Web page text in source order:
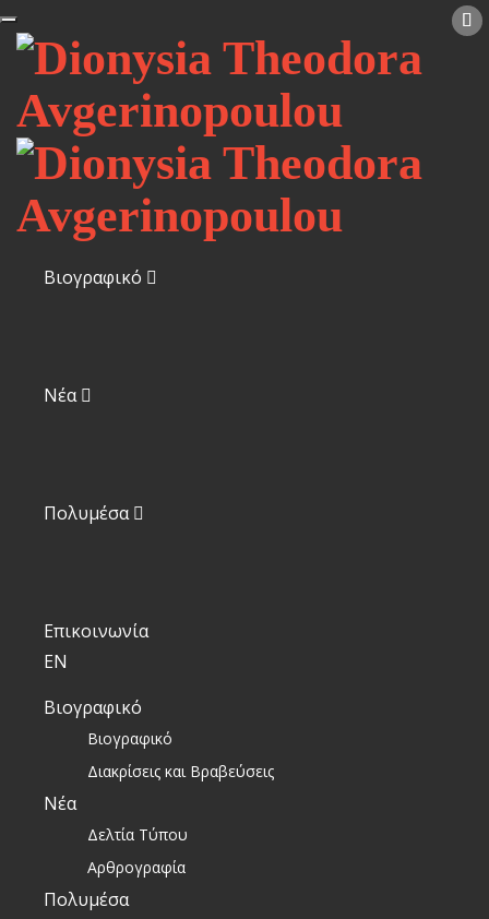
Βιογραφικό
Νέα
Πολυμέσα
Επικοινωνία
EN
Βιογραφικό
Βιογραφικό
Διακρίσεις και Βραβεύσεις
Νέα
Δελτία Τύπου
Αρθρογραφία
Πολυμέσα